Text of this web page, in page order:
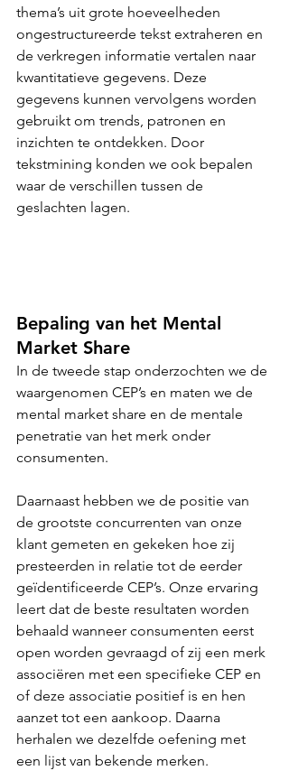
thema’s uit grote hoeveelheden
ongestructureerde tekst extraheren en
de verkregen informatie vertalen naar
kwantitatieve gegevens. Deze
gegevens kunnen vervolgens worden
gebruikt om trends, patronen en
inzichten te ontdekken. Door
tekstmining konden we ook bepalen
waar de verschillen tussen de
geslachten lagen.
Bepaling van het Mental
Market Share
In de tweede stap onderzochten we de
waargenomen CEP’s en maten we de
mental market share en de mentale
penetratie van het merk onder
consumenten.
Daarnaast hebben we de positie van
de grootste concurrenten van onze
klant gemeten en gekeken hoe zij
presteerden in relatie tot de eerder
geïdentificeerde CEP’s. Onze ervaring
leert dat de beste resultaten worden
behaald wanneer consumenten eerst
open worden gevraagd of zij een merk
associëren met een specifieke CEP en
of deze associatie positief is en hen
aanzet tot een aankoop. Daarna
herhalen we dezelfde oefening met
een lijst van bekende merken.